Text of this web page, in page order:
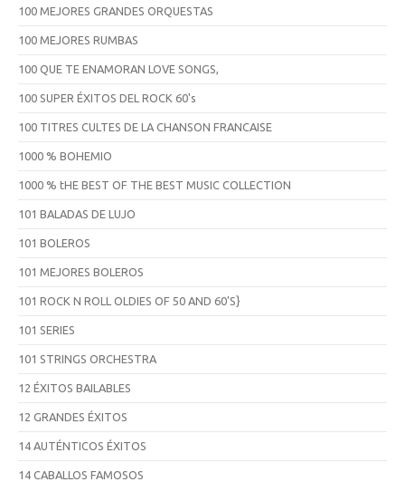
100 MEJORES GRANDES ORQUESTAS
100 MEJORES RUMBAS
100 QUE TE ENAMORAN LOVE SONGS,
100 SUPER ÉXITOS DEL ROCK 60's
100 TITRES CULTES DE LA CHANSON FRANCAISE
1000 % BOHEMIO
1000 % tHE BEST OF THE BEST MUSIC COLLECTION
101 BALADAS DE LUJO
101 BOLEROS
101 MEJORES BOLEROS
101 ROCK N ROLL OLDIES OF 50 AND 60'S}
101 SERIES
101 STRINGS ORCHESTRA
12 ÉXITOS BAILABLES
12 GRANDES ÉXITOS
14 AUTÉNTICOS ÉXITOS
14 CABALLOS FAMOSOS